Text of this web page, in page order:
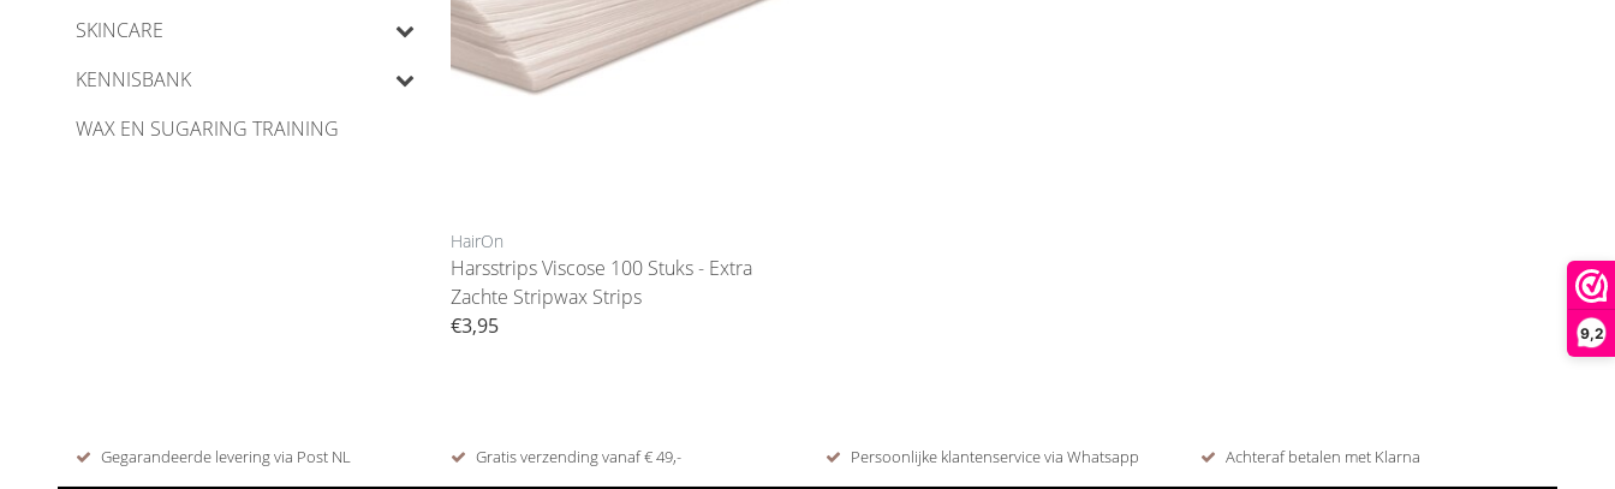
9,2
SKINCARE
KENNISBANK
WAX EN SUGARING TRAINING
HairOn
Harsstrips Viscose 100 Stuks - Extra
Zachte Stripwax Strips
€3,95
Gegarandeerde levering via Post NL Gratis verzending vanaf € 49,- Persoonlijke klantenservice via Whatsapp Achteraf betalen met Klarna